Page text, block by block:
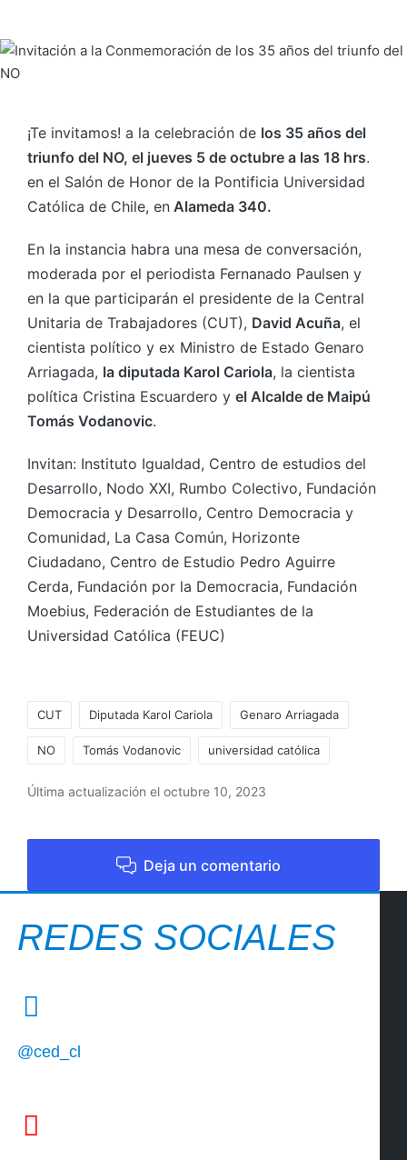
¡Te invitamos! a la celebración de los 35 años del
triunfo del NO, el jueves 5 de octubre a las 18 hrs.
en el Salón de Honor de la Pontificia Universidad
Católica de Chile, en Alameda 340.
En la instancia habra una mesa de conversación,
moderada por el periodista Fernanado Paulsen y
en la que participarán el presidente de la Central
Unitaria de Trabajadores (CUT), David Acuña, el
cientista político y ex Ministro de Estado Genaro
Arriagada, la diputada Karol Cariola, la cientista
política Cristina Escuardero y el Alcalde de Maipú
Tomás Vodanovic.
Invitan: Instituto Igualdad, Centro de estudios del
Desarrollo, Nodo XXI, Rumbo Colectivo, Fundación
Democracia y Desarrollo, Centro Democracia y
Comunidad, La Casa Común, Horizonte
Ciudadano, Centro de Estudio Pedro Aguirre
Cerda, Fundación por la Democracia, Fundación
Moebius, Federación de Estudiantes de la
Universidad Católica (FEUC)
CUT Diputada Karol Cariola Genaro Arriagada
NO Tomás Vodanovic universidad católica
Última actualización el octubre 10, 2023
Deja un comentario
REDES SOCIALES
@ced_cl